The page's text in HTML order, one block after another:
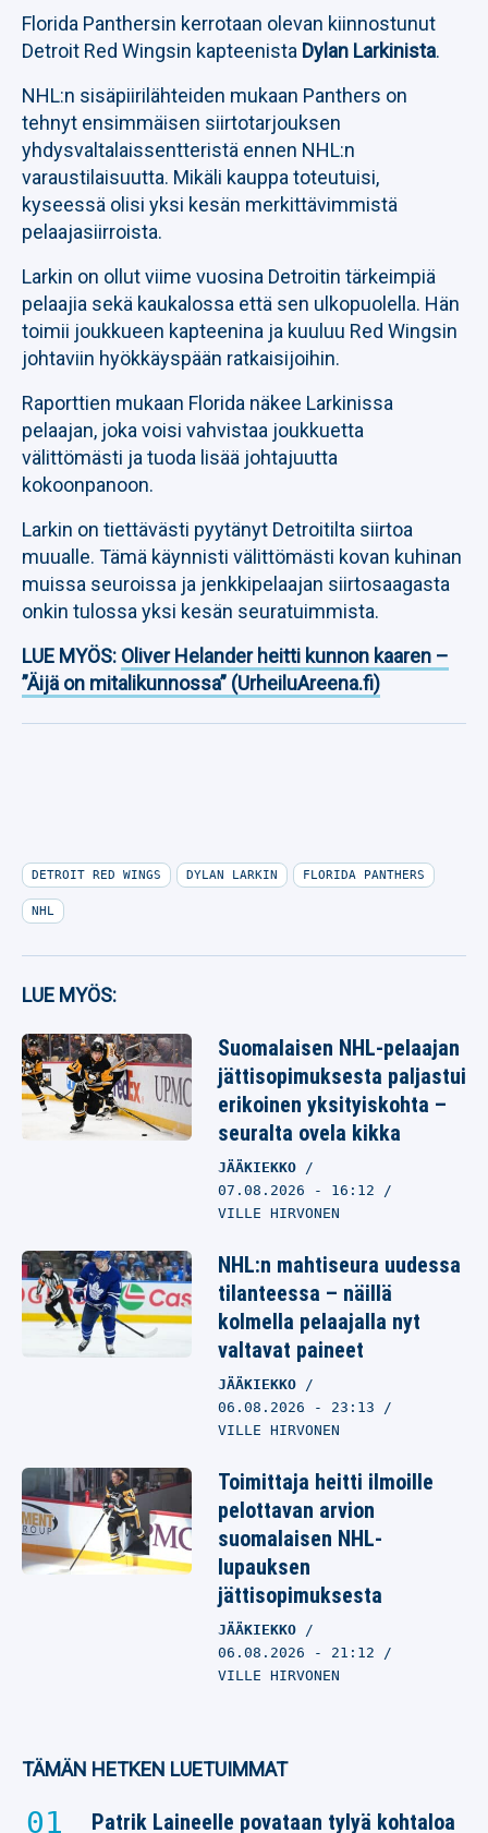
Florida Panthersin kerrotaan olevan kiinnostunut
Detroit Red Wingsin kapteenista Dylan Larkinista.
NHL:n sisäpiirilähteiden mukaan Panthers on
tehnyt ensimmäisen siirtotarjouksen
yhdysvaltalaissentteristä ennen NHL:n
varaustilaisuutta. Mikäli kauppa toteutuisi,
kyseessä olisi yksi kesän merkittävimmistä
pelaajasiirroista.
Larkin on ollut viime vuosina Detroitin tärkeimpiä
pelaajia sekä kaukalossa että sen ulkopuolella. Hän
toimii joukkueen kapteenina ja kuuluu Red Wingsin
johtaviin hyökkäyspään ratkaisijoihin.
Raporttien mukaan Florida näkee Larkinissa
pelaajan, joka voisi vahvistaa joukkuetta
välittömästi ja tuoda lisää johtajuutta
kokoonpanoon.
Larkin on tiettävästi pyytänyt Detroitilta siirtoa
muualle. Tämä käynnisti välittömästi kovan kuhinan
muissa seuroissa ja jenkkipelaajan siirtosaagasta
onkin tulossa yksi kesän seuratuimmista.
LUE MYÖS: Oliver Helander heitti kunnon kaaren –
”Äijä on mitalikunnossa” (UrheiluAreena.fi)
DETROIT RED WINGS DYLAN LARKIN FLORIDA PANTHERS
NHL
LUE MYÖS:
Suomalaisen NHL-pelaajan
jättisopimuksesta paljastui
erikoinen yksityiskohta –
seuralta ovela kikka
JÄÄKIEKKO
07.08.2026 - 16:12
VILLE HIRVONEN
NHL:n mahtiseura uudessa
tilanteessa – näillä
kolmella pelaajalla nyt
valtavat paineet
JÄÄKIEKKO
06.08.2026 - 23:13
VILLE HIRVONEN
Toimittaja heitti ilmoille
pelottavan arvion
suomalaisen NHL-
lupauksen
jättisopimuksesta
JÄÄKIEKKO
06.08.2026 - 21:12
VILLE HIRVONEN
TÄMÄN HETKEN LUETUIMMAT
Patrik Laineelle povataan tylyä kohtaloa